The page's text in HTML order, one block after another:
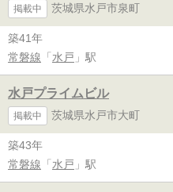
掲載中 茨城県水戸市泉町
築41年
常磐線 「 水戸 」駅
水戸プライムビル
掲載中 茨城県水戸市大町
築43年
常磐線 「 水戸 」駅